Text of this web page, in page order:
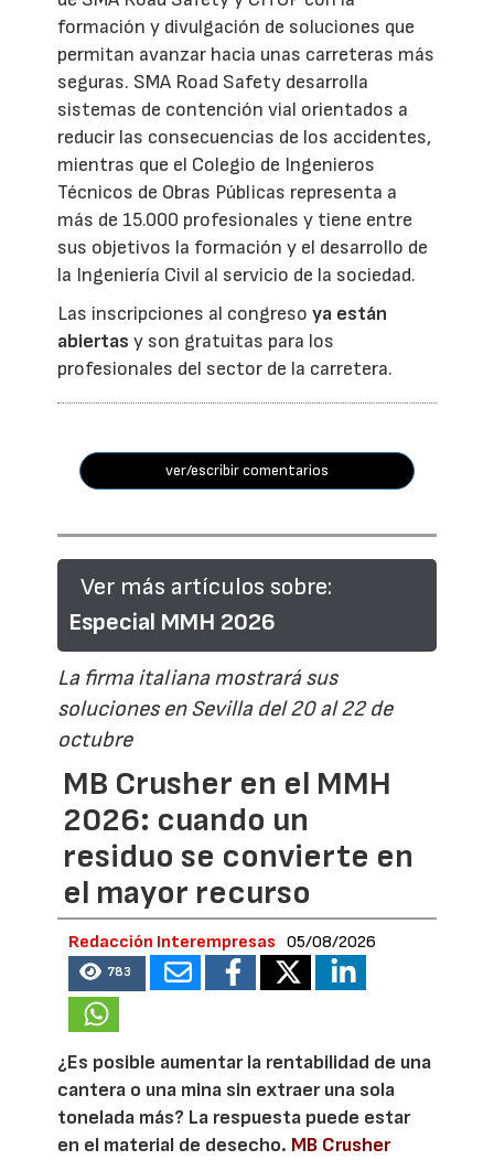
formación y divulgación de soluciones que
permitan avanzar hacia unas carreteras más
seguras. SMA Road Safety desarrolla
sistemas de contención vial orientados a
reducir las consecuencias de los accidentes,
mientras que el Colegio de Ingenieros
Técnicos de Obras Públicas representa a
más de 15.000 profesionales y tiene entre
sus objetivos la formación y el desarrollo de
la Ingeniería Civil al servicio de la sociedad.
Las inscripciones al congresoya están
abiertas y son gratuitas para los
profesionales del sector de la carretera.
ver/escribir comentarios
Ver más artículos sobre:
Especial MMH 2026
La firma italiana mostrará sus
soluciones en Sevilla del 20 al 22 de
octubre
MB Crusher en el MMH
2026: cuando un
residuo se convierte en
el mayor recurso
Redacción Interempresas 05/08/2026
783
¿Es posible aumentar la rentabilidad de una
cantera o una mina sin extraer una sola
tonelada más? La respuesta puede estar
en el material de desecho. MB Crusher